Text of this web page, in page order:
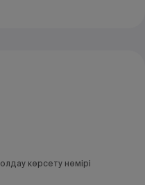
қолданбасымен
көрсету нөмірі